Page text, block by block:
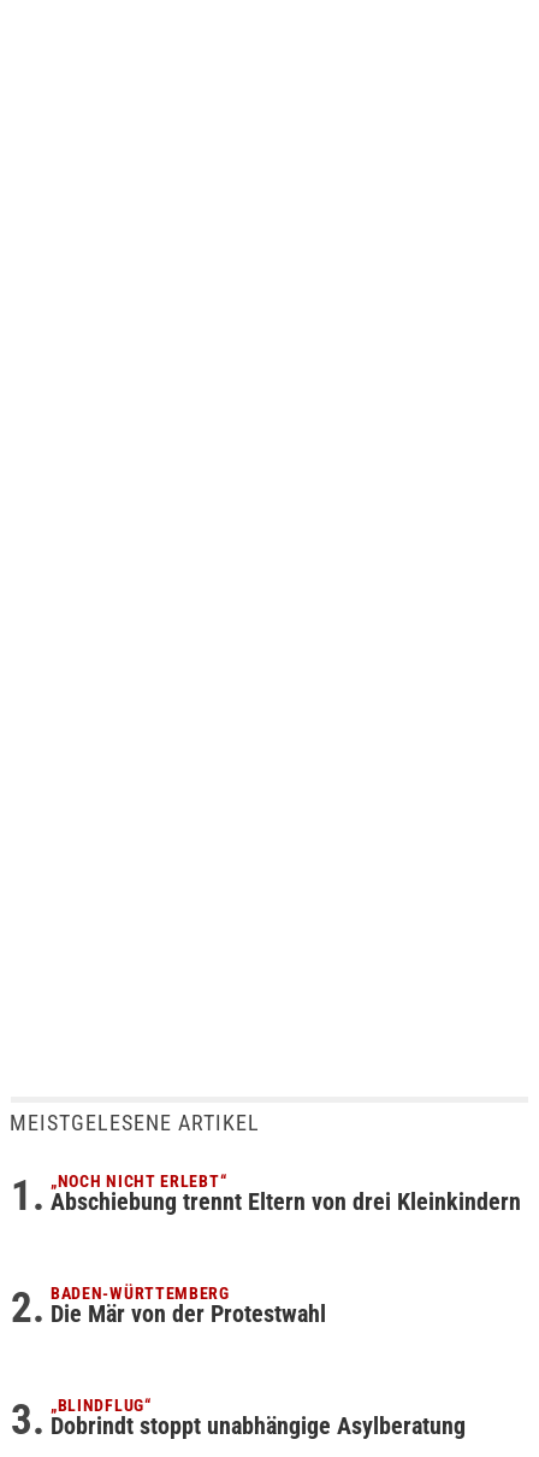
MEISTGELESENE ARTIKEL
„NOCH NICHT ERLEBT“
Abschiebung trennt Eltern von drei Kleinkindern
BADEN-WÜRTTEMBERG
Die Mär von der Protestwahl
„BLINDFLUG“
Dobrindt stoppt unabhängige Asylberatung